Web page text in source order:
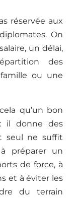
réservée aux
On
un délai,
des
ou une
qu’un bon
il donne des
seul ne suffit
préparer un
de force, à
et à éviter les
du terrain